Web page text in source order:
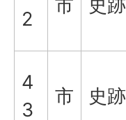
2
市 史跡
4
3
市 史跡